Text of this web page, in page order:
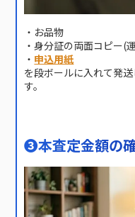
・お品物
・身分証の両面コピー(
・ 申込用紙
を段ボールに入れて発
す。
❸本査定金額の